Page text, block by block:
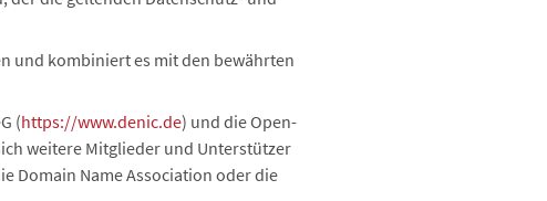
und kombiniert es mit den bewährten
(https://www.denic.de) und die Open-
weitere Mitglieder und Unterstützer
Domain Name Association oder die